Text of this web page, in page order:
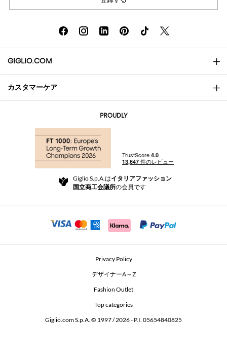
GIGLIO.COM
会社概要
Community Store
Beauty Seekers VIP Club
カスタマーケア
返品と返金
For a safe shopping experience
Security Communication
PROUDLY
Giglio S.p.A.はイタリアファッション
国立商工会議所の会員です
Privacy Policy
デザイナーA～Z
Fashion Outlet
Top categories
Giglio.com S.p.A. © 1997 / 2026 - P.I. 05654840825